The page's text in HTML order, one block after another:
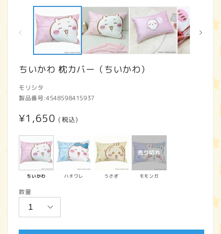
ちいかわ 枕カバー（ちいかわ）
モリシタ
製品番号:4548598415937
通
常
価
格
¥1,650 (税込)
ちいかわ ハチワレ うさぎ モモンガ
数量